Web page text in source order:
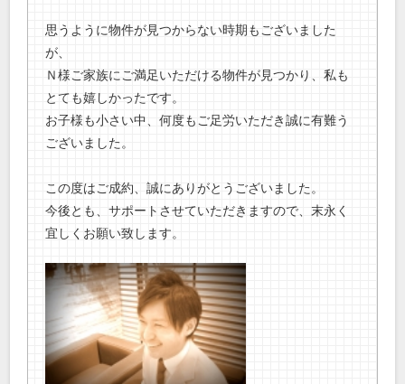
思うように物件が見つからない時期もございました
が、
Ｎ様ご家族にご満足いただける物件が見つかり、私も
とても嬉しかったです。
お子様も小さい中、何度もご足労いただき誠に有難う
ございました。
この度はご成約、誠にありがとうございました。
今後とも、サポートさせていただきますので、末永く
宜しくお願い致します。